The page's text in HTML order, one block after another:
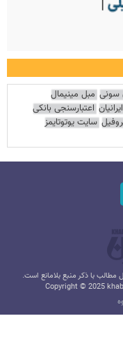
سونی مبل مینیمال
اعتبارسنجی بانکی
سایت یوتوتایمز
با ذکر منبع بلامانع است.
Copyright © 2025